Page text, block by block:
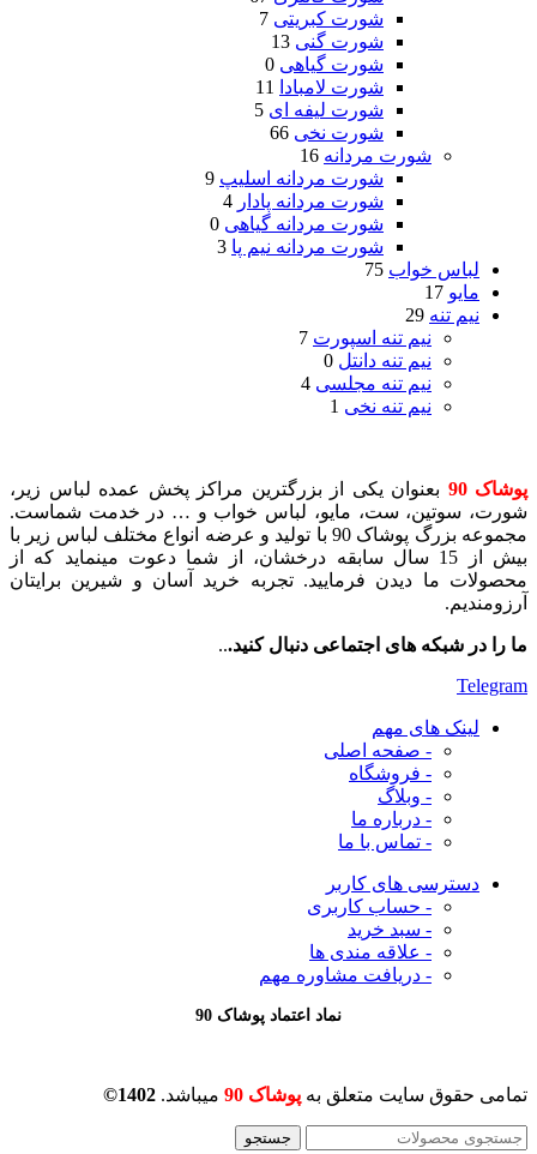
شورت کبریتی 7
شورت گنی 13
شورت گیاهی 0
شورت لامبادا
11
شورت لیفه ای 5
شورت نخی 66
شورت مردانه 16
شورت مردانه اسلیپ 9
شورت مردانه پادار 4
شورت مردانه گیاهی 0
شورت مردانه نیم پا 3
لباس خواب 75
مایو 17
نیم تنه 29
نیم تنه اسپورت 7
نیم تنه دانتل 0
نیم تنه مجلسی 4
نیم تنه نخی 1
پوشاک 90
بعنوان یکی از بزرگترین مراکز پخش عمده لباس زیر،
شورت، سوتین، ست، مایو، لباس خواب و … در خدمت شماست.
مجموعه بزرگ پوشاک 90 با تولید و عرضه انواع مختلف لباس زیر با
بیش از 15 سال سابقه درخشان، از شما دعوت مینماید که از
محصولات ما دیدن فرمایید. تجربه خرید آسان و شیرین برایتان
آرزومندیم.
ما را در شبکه های اجتماعی دنبال کنید...
Telegram
لینک های مهم
- صفحه اصلی
- فروشگاه
- وبلاگ
- درباره ما
- تماس با ما
دسترسی های کاربر
- حساب کاربری
- سبد خرید
- علاقه مندی ها
- دریافت مشاوره مهم
نماد اعتماد پوشاک 90
تمامی حقوق سایت متعلق به پوشاک 90 میباشد. 1402©
جستجو